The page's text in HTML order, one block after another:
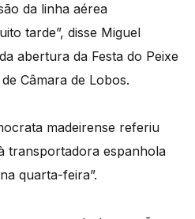
da linha aérea
tarde”, disse Miguel
abertura da Festa do Peixe
Câmara de Lobos.
madeirense referiu
transportadora espanhola
quarta-feira”.